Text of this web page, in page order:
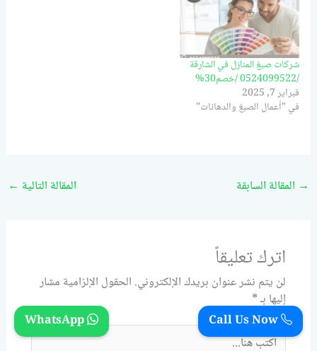
شركات صبغ المنازل في الشارقة
/0524099522 /خصم30%
فبراير 7, 2025
في "أعمال الصبغ والدهانات"
→ المقالة السابقة المقالة التالية ←
اترك تعليقاً
لن يتم نشر عنوان بريدك الإلكتروني. الحقول الإلزامية مشار
إليها بـ*
اكتب